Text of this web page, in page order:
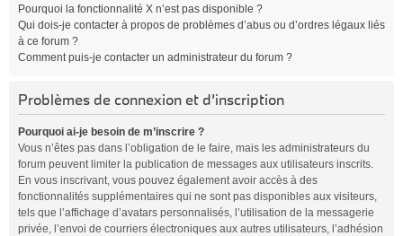
Pourquoi la fonctionnalité X n’est pas disponible ?
Qui dois-je contacter à propos de problèmes d’abus ou d’ordres légaux liés
à ce forum ?
Comment puis-je contacter un administrateur du forum ?
Problèmes de connexion et d’inscription
Pourquoi ai-je besoin de m’inscrire ?
Vous n’êtes pas dans l’obligation de le faire, mais les administrateurs du
forum peuvent limiter la publication de messages aux utilisateurs inscrits.
En vous inscrivant, vous pouvez également avoir accès à des
fonctionnalités supplémentaires qui ne sont pas disponibles aux visiteurs,
tels que l’affichage d’avatars personnalisés, l’utilisation de la messagerie
privée, l’envoi de courriers électroniques aux autres utilisateurs, l’adhésion